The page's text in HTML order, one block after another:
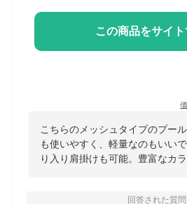
この商品をサイ
こちらのメッシュタイプのプー
も使いやすく、軽量なのもいい
り入り肩掛けも可能。豊富なカ
回答された質問